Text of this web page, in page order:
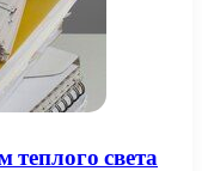
теплого света